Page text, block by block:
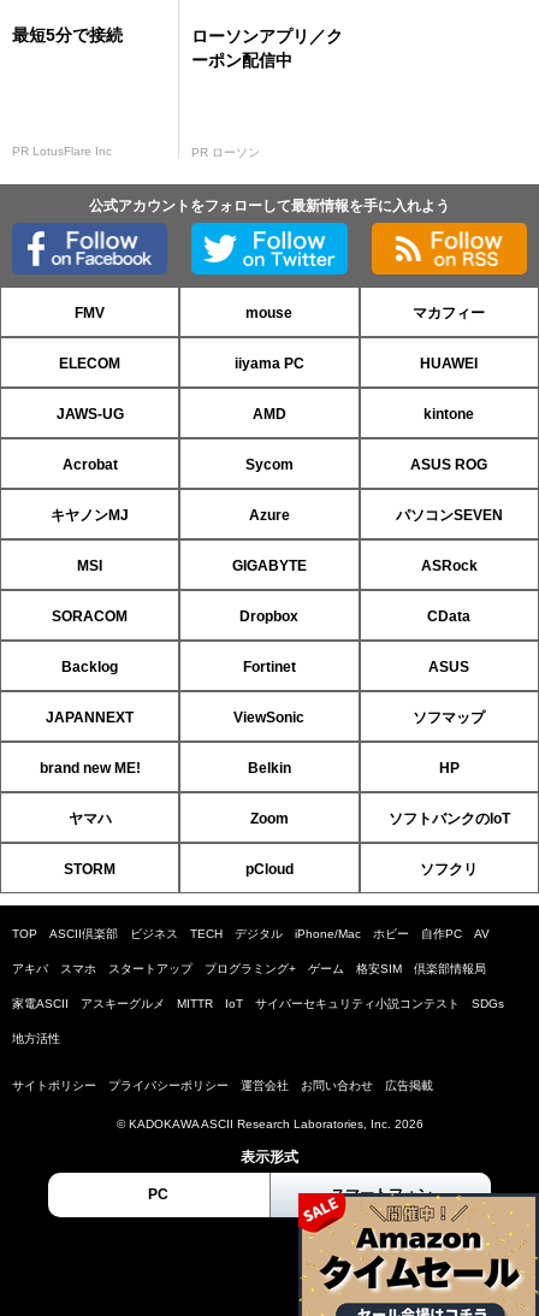
最短5分で接続
PR LotusFlare Inc
ローソンアプリ／ク
ーポン配信中
PR ローソン
公式アカウントをフォローして最新情報を手に入れよう
FMV mouse マカフィー
ELECOM iiyama PC HUAWEI
JAWS-UG AMD kintone
Acrobat Sycom ASUS ROG
キヤノンMJ Azure パソコンSEVEN
MSI GIGABYTE ASRock
SORACOM Dropbox CData
Backlog Fortinet ASUS
JAPANNEXT ViewSonic ソフマップ
brand new ME! Belkin HP
ヤマハ Zoom ソフトバンクのIoT
STORM pCloud ソフクリ
TOP ASCII倶楽部 ビジネス TECH デジタル iPhone/Mac ホビー 自作PC AV
アキバ スマホ スタートアップ プログラミング+ ゲーム 格安SIM 倶楽部情報局
家電ASCII アスキーグルメ MITTR IoT サイバーセキュリティ小説コンテスト SDGs
地方活性
サイトポリシー プライバシーポリシー 運営会社 お問い合わせ 広告掲載
© KADOKAWA ASCII Research Laboratories, Inc. 2026
表示形式
PC スマートフォン